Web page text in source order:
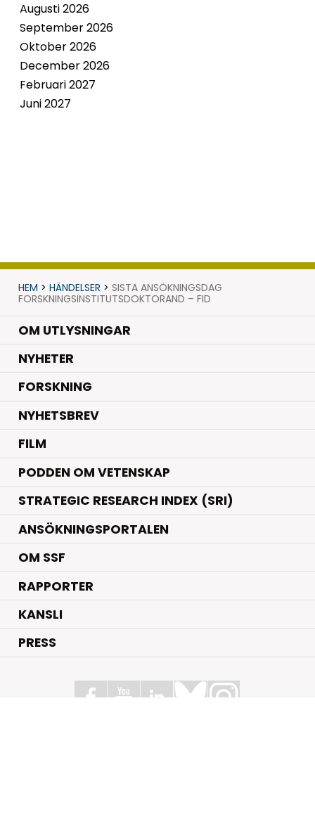
Augusti 2026
September 2026
Oktober 2026
December 2026
Februari 2027
Juni 2027
HEM > HÄNDELSER > SISTA ANSÖKNINGSDAG
FORSKNINGSINSTITUTSDOKTORAND – FID
OM UTLYSNINGAR
NYHETER.
FORSKNING.
NYHETSBREV
FILM
PODDEN OM VETENSKAP
STRATEGIC RESEARCH INDEX (SRI)
ANSÖKNINGSPORTALEN
OM SSF
RAPPORTER
KANSLI
PRESS